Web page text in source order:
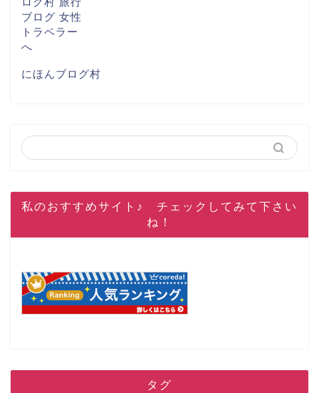
にほんブログ村
私のおすすめサイト♪ チェックしてみて下さい
ね！
タグ